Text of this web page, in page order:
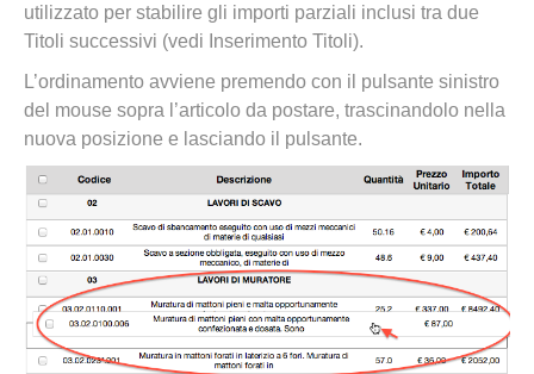
utilizzato per stabilire gli importi parziali inclusi tra due
Titoli successivi (vedi Inserimento Titoli).
L’ordinamento avviene premendo con il pulsante sinistro
del mouse sopra l’articolo da postare, trascinandolo nella
nuova posizione e lasciando il pulsante.